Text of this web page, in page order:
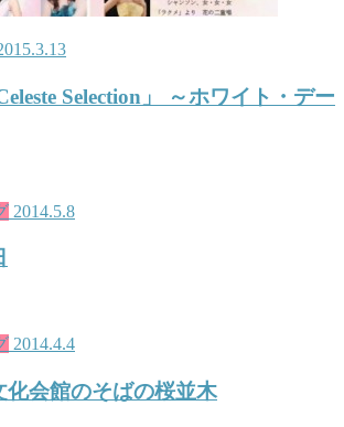
Selection」 ～ホワイト・デー
2014.5.8
2014.4.4
化会館のそばの桜並木